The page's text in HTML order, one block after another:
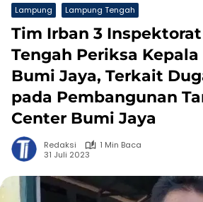
Lampung Lampung Tengah
Tim Irban 3
Tengah Periksa
Bumi Jaya, Terkait
pada Pembangunan
Center Bumi Jaya
Redaksi
1 Min Baca
31 Juli 2023